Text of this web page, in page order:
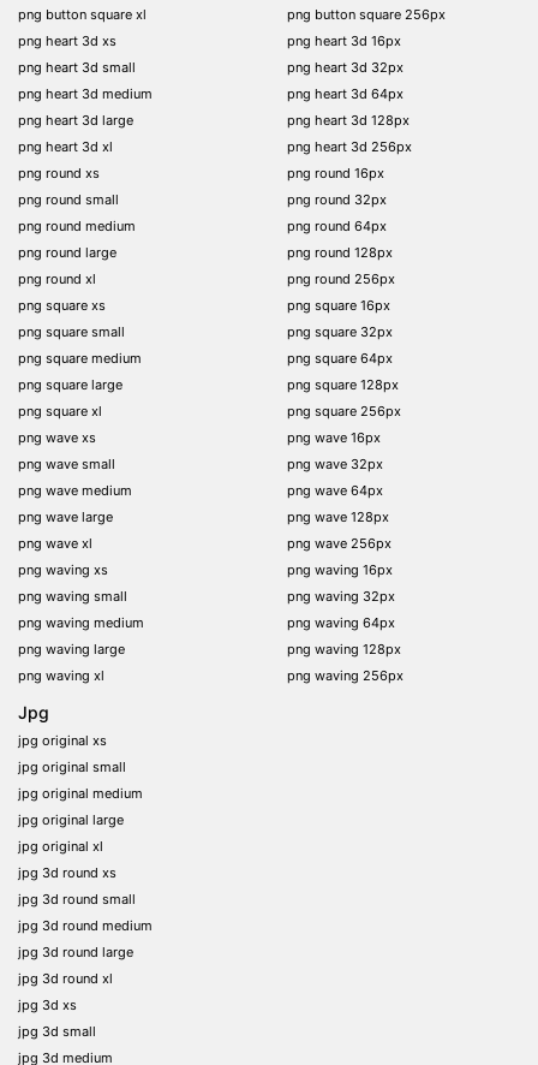
png button square xl
png heart 3d xs
png heart 3d small
png heart 3d medium
png heart 3d large
png heart 3d xl
png round xs
png round small
png round medium
png round large
png round xl
png square xs
png square small
png square medium
png square large
png square xl
png wave xs
png wave small
png wave medium
png wave large
png wave xl
png waving xs
png waving small
png waving medium
png waving large
png waving xl
png button square 256px
png heart 3d 16px
png heart 3d 32px
png heart 3d 64px
png heart 3d 128px
png heart 3d 256px
png round 16px
png round 32px
png round 64px
png round 128px
png round 256px
png square 16px
png square 32px
png square 64px
png square 128px
png square 256px
png wave 16px
png wave 32px
png wave 64px
png wave 128px
png wave 256px
png waving 16px
png waving 32px
png waving 64px
png waving 128px
png waving 256px
Jpg
jpg original xs
jpg original small
jpg original medium
jpg original large
jpg original xl
jpg 3d round xs
jpg 3d round small
jpg 3d round medium
jpg 3d round large
jpg 3d round xl
jpg 3d xs
jpg 3d small
jpg 3d medium